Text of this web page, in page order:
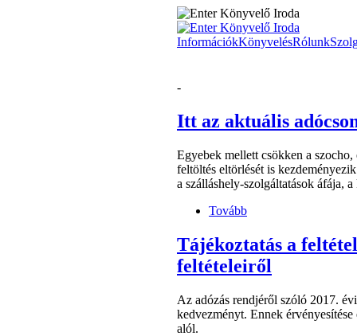
InformációkKönyvelésRólunk
-
Itt az aktuális
Egyebek mellett csökken a szocho,
feltöltés eltörlését is
a szálláshely-szolgáltatások áfája,
Tovább
Tájékoztatás a
feltételeiről
Az adózás rendjéről szóló 2017.
kedvezményt. Ennek
alól.